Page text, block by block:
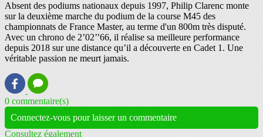
Absent des podiums nationaux depuis 1997, Philip Clarenc monte
sur la deuxième marche du podium de la course M45 des
championnats de France Master, au terme d'un 800m très disputé.
Avec un chrono de 2’02’’66, il réalise sa meilleure performance
depuis 2018 sur une distance qu’il a découverte en Cadet 1. Une
véritable passion ne meurt jamais.
0 commentaire(s)
Connectez-vous pour laisser un commentaire
Consultez également